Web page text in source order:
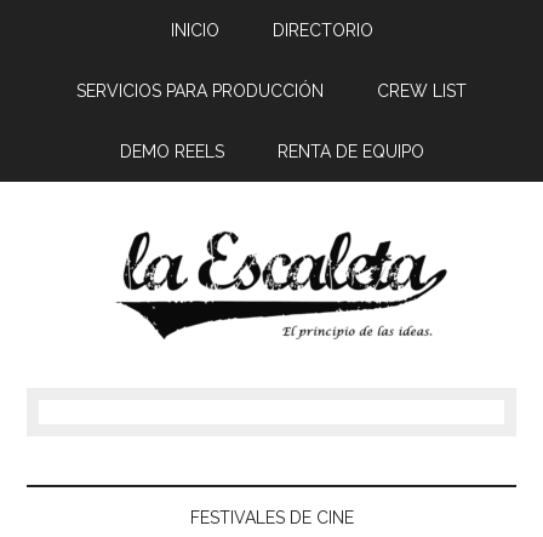
INICIO DIRECTORIO
SERVICIOS PARA PRODUCCIÓN CREW LIST
DEMO REELS RENTA DE EQUIPO
FESTIVALES DE CINE